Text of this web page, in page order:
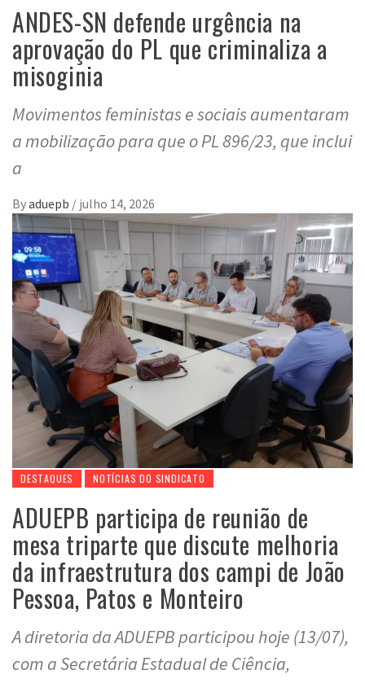
ANDES-SN defende urgência na
aprovação do PL que criminaliza a
misoginia
Movimentos feministas e sociais aumentaram
a mobilização para que o PL 896/23, que inclui
a
Byaduepb / julho 14, 2026
DESTAQUES NOTÍCIAS DO SINDICATO
ADUEPB participa de reunião de
mesa triparte que discute melhoria
da infraestrutura dos campi de João
Pessoa, Patos e Monteiro
A diretoria da ADUEPB participou hoje (13/07),
com a Secretária Estadual de Ciência,